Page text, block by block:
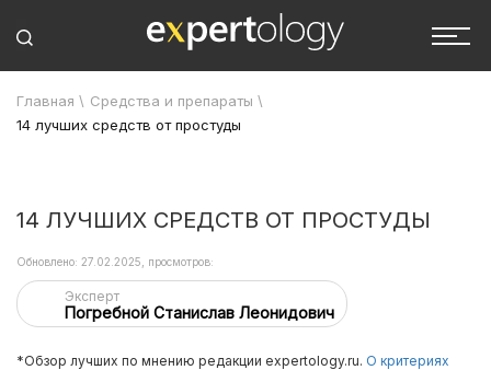
Главная \ Средства и препараты \
14 лучших средств от простуды
14 ЛУЧШИХ СРЕДСТВ ОТ ПРОСТУДЫ
Эксперт
Погребной Станислав Леонидович
Обновлено: 27.02.2025, просмотров:
*Обзор лучших по мнению редакции expertology.ru. О критериях